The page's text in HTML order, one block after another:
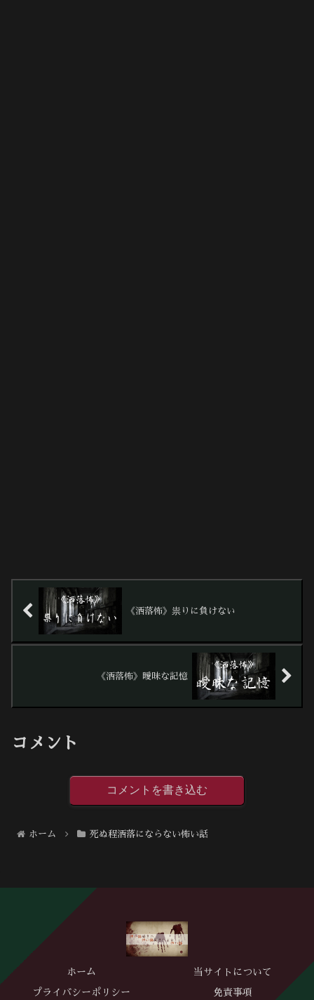
《洒落怖》祟りに負けない
《洒落怖》曖昧な記憶
コメント
コメントを書き込む
ホーム 死ぬ程洒落にならない怖い話
ホーム 当サイトについて
プライバシーポリシー 免責事項